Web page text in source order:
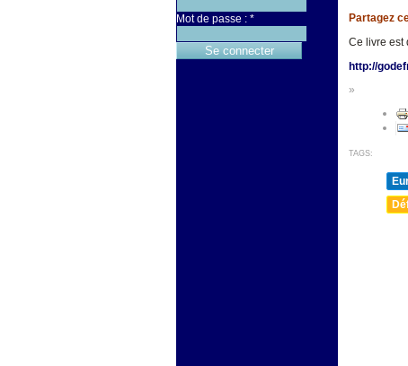
Mot de passe : *
Partagez
Ce livre est
http://
»
TAGS: